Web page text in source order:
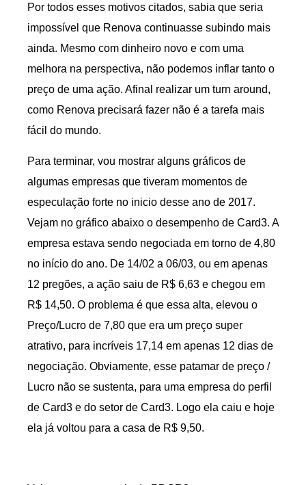
Por todos esses motivos citados, sabia que seria
impossível que Renova continuasse subindo mais
ainda. Mesmo com dinheiro novo e com uma
melhora na perspectiva, não podemos inflar tanto o
preço de uma ação. Afinal realizar um turn around,
como Renova precisará fazer não é a tarefa mais
fácil do mundo.
Para terminar, vou mostrar alguns gráficos de
algumas empresas que tiveram momentos de
especulação forte no inicio desse ano de 2017.
Vejam no gráfico abaixo o desempenho de Card3. A
empresa estava sendo negociada em torno de 4,80
no início do ano. De 14/02 a 06/03, ou em apenas
12 pregões, a ação saiu de R$ 6,63 e chegou em
R$ 14,50. O problema é que essa alta, elevou o
Preço/Lucro de 7,80 que era um preço super
atrativo, para incríveis 17,14 em apenas 12 dias de
negociação. Obviamente, esse patamar de preço /
Lucro não se sustenta, para uma empresa do perfil
de Card3 e do setor de Card3. Logo ela caiu e hoje
ela já voltou para a casa de R$ 9,50.